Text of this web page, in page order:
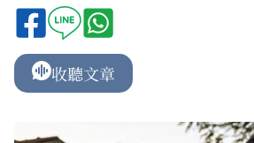
收聽文章